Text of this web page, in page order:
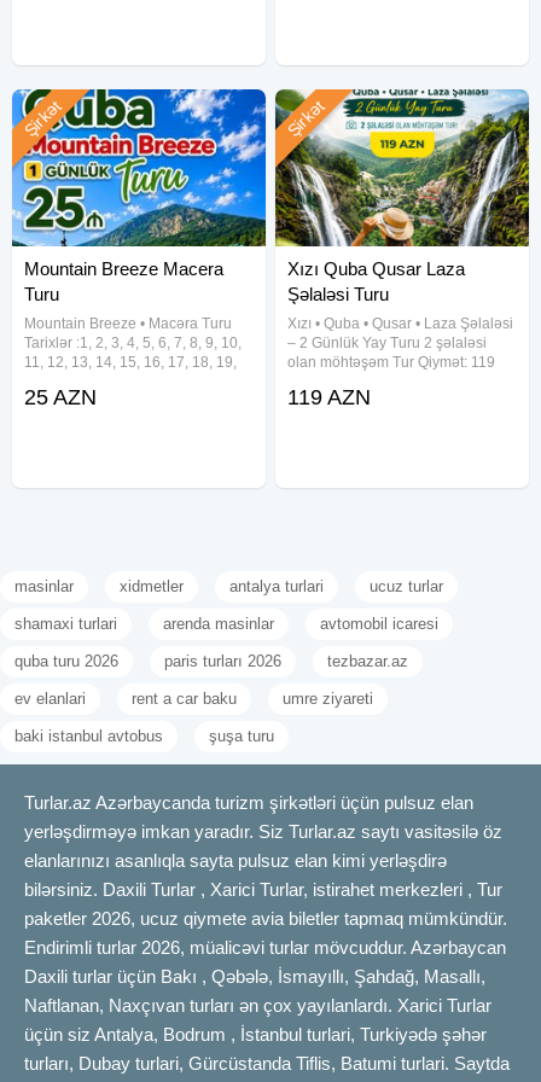
Mountain Breeze Macera
Turu
Mountain Breeze • Macəra Turu
Tarixlər :1, 2, 3, 4, 5, 6, 7, 8, 9, 10,
11, 12, 13, 14, 15, 16, 17, 18, 19,
29, 30, 31 Avqust Qiymət: Ekonom
Şirkət
25 AZN
Xızı Quba Qusar Laza
Şəlaləsi Turu
Xızı • Quba • Qusar • Laza Şəlaləsi
– 2 Günlük Yay Turu 2 şəlaləsi
olan möhtəşəm Tur Qiymət: 119
22–23, 29–30 Avqust Tur proqramı
Şirkət
119 AZN
masinlar xidmetler antalya turlari ucuz turlar
shamaxi turlari arenda masinlar avtomobil icaresi
quba turu 2026 paris turları 2026 tezbazar.az
ev elanlari rent a car baku umre ziyareti
baki istanbul avtobus şuşa turu
Turlar.az Azərbaycanda turizm şirkətləri üçün pulsuz elan
yerləşdirməyə imkan yaradır. Siz Turlar.az saytı vasitəsilə öz
elanlarınızı asanlıqla sayta pulsuz elan kimi yerləşdirə
bilərsiniz. Daxili Turlar , Xarici Turlar, istirahet merkezleri , Tur
paketler 2026, ucuz qiymete avia biletler tapmaq mümkündür.
Endirimli turlar 2026, müalicəvi turlar mövcuddur. Azərbaycan
Daxili turlar üçün Bakı , Qəbələ, İsmayıllı, Şahdağ, Masallı,
Naftlanan, Naxçıvan turları ən çox yayılanlardı. Xarici Turlar
üçün siz Antalya, Bodrum , İstanbul turlari, Turkiyədə şəhər
turları, Dubay turlari, Gürcüstanda Tiflis, Batumi turlari. Saytda